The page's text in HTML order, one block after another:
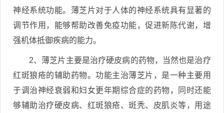
神经系统功能。薄芝片对于人体的神经系统具有显著的
调节作用，能够帮助改善免疫功能，促进新陈代谢，增
强机体抵御疾病的能力。
2、薄芝片主要是治疗硬皮病的药物，当然也是治疗
红斑狼疮的辅助药物。功能主治薄芝片，是一种主要用
于调治神经衰弱和妇女更年期综合症的药物，同时还能
够辅助治疗硬皮病、红斑狼疮、斑秃、皮肌炎等，用途